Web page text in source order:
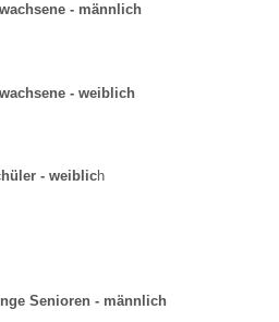
- männlich
- weiblich
- weiblich
Senioren - männlich